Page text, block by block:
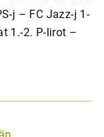
j – FC Jazz-j 1-
1.-2. P-Iirot –